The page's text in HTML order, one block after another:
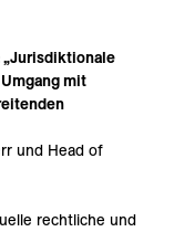
„Jurisdiktionale
mit
und Head of
rechtliche und